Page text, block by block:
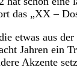
das „XX –
etwas aus
Jahren ein
Akzente